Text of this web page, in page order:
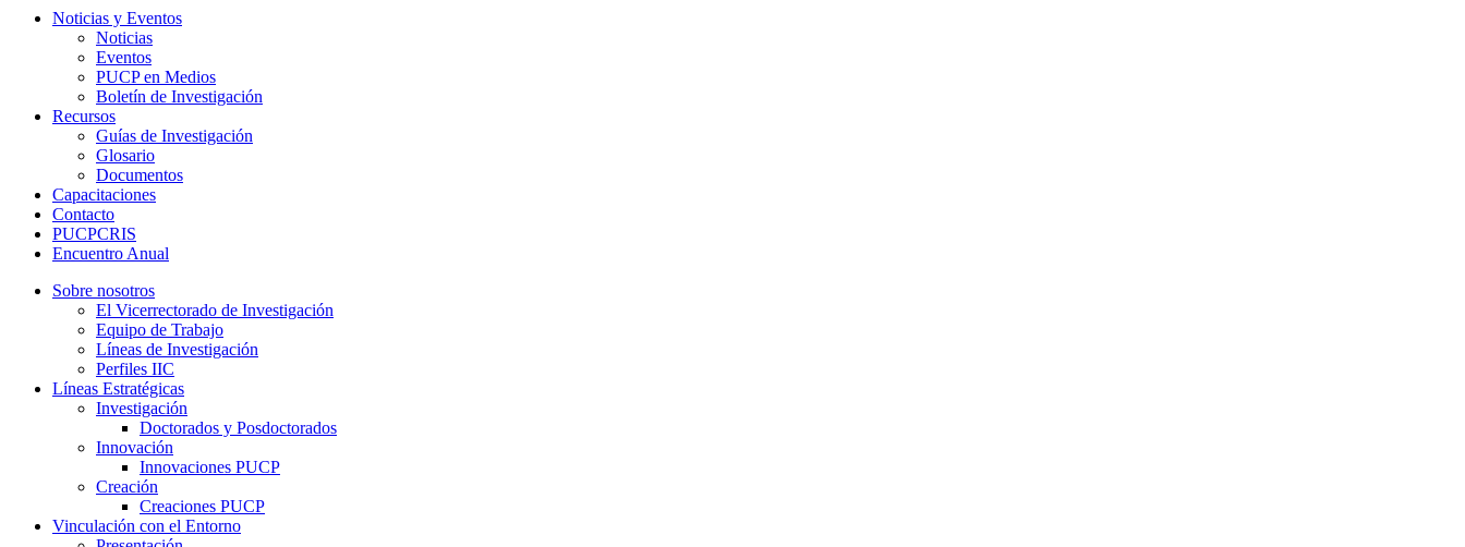
Noticias y Eventos
Noticias
Eventos
PUCP en Medios
Boletín de Investigación
Recursos
Guías de Investigación
Glosario
Documentos
Capacitaciones
Contacto
PUCPCRIS
Encuentro Anual
Sobre nosotros
El Vicerrectorado de Investigación
Equipo de Trabajo
Líneas de Investigación
Perfiles IIC
Líneas Estratégicas
Investigación
Doctorados y Posdoctorados
Innovación
Innovaciones PUCP
Creación
Creaciones PUCP
Vinculación con el Entorno